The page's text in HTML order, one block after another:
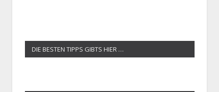
DIE BESTEN TIPPS GIBTS HIER …